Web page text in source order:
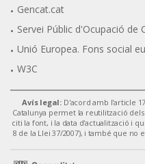
Gencat.cat
Servei Públic d'Ocupació de
Unió Europea. Fons social
W3C
Avís legal: D'acord amb l'article
Catalunya permet la reutilització
citi la font, i la data d'actualització i
8 de la Llei 37/2007), i també que no